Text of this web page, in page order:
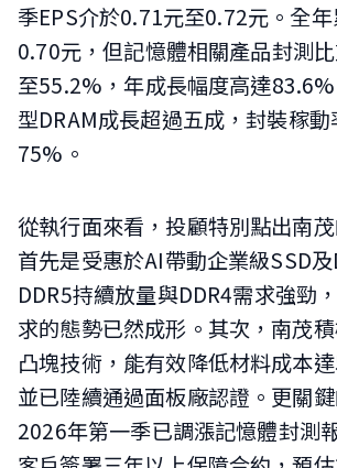
季EPS介於0.71元至0.72元。全
0.70元，但記憶體相關產品封測
至55.2%，年成長幅度高達
型DRAM成長超過五成，封裝稼
75%。
從執行面來看，投顧特別點出南茂
首先是受惠於AI帶動企業級SSD及
DDR5持續放量與DDR4需求強勁
求的態勢已然成形。其次，南茂
凸塊技術，能有效降低材料成本
並已陸續通過面板廠認證。更關
2026年第一季已調漲記憶體封測